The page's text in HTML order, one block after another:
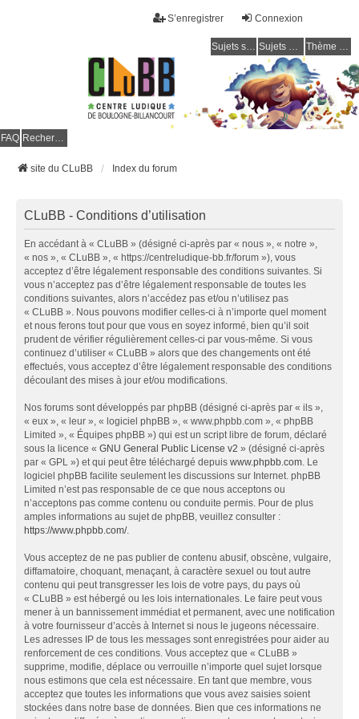
Connexion
S’enregistrer
Sujets sans réponse Sujets actifs Thème clair / foncé
FAQ Rechercher
site du CLuBB Index du forum
CLuBB - Conditions d’utilisation
En accédant à « CLuBB » (désigné ci-après par « nous », « notre »,
« nos », « CLuBB », « https://centreludique-bb.fr/forum »), vous
acceptez d’être légalement responsable des conditions suivantes. Si
vous n’acceptez pas d’être légalement responsable de toutes les
conditions suivantes, alors n’accédez pas et/ou n’utilisez pas
« CLuBB ». Nous pouvons modifier celles-ci à n’importe quel moment
et nous ferons tout pour que vous en soyez informé, bien qu’il soit
prudent de vérifier régulièrement celles-ci par vous-même. Si vous
continuez d’utiliser « CLuBB » alors que des changements ont été
effectués, vous acceptez d’être légalement responsable des conditions
découlant des mises à jour et/ou modifications.
Nos forums sont développés par phpBB (désigné ci-après par « ils »,
« eux », « leur », « logiciel phpBB », « www.phpbb.com », « phpBB
Limited », « Équipes phpBB ») qui est un script libre de forum, déclaré
sous la licence « GNU General Public License v2 » (désigné ci-après
par « GPL ») et qui peut être téléchargé depuis www.phpbb.com. Le
logiciel phpBB facilite seulement les discussions sur Internet. phpBB
Limited n’est pas responsable de ce que nous acceptons ou
n’acceptons pas comme contenu ou conduite permis. Pour de plus
amples informations au sujet de phpBB, veuillez consulter :
https://www.phpbb.com/.
Vous acceptez de ne pas publier de contenu abusif, obscène, vulgaire,
diffamatoire, choquant, menaçant, à caractère sexuel ou tout autre
contenu qui peut transgresser les lois de votre pays, du pays où
« CLuBB » est hébergé ou les lois internationales. Le faire peut vous
mener à un bannissement immédiat et permanent, avec une notification
à votre fournisseur d’accès à Internet si nous le jugeons nécessaire.
Les adresses IP de tous les messages sont enregistrées pour aider au
renforcement de ces conditions. Vous acceptez que « CLuBB »
supprime, modifie, déplace ou verrouille n’importe quel sujet lorsque
nous estimons que cela est nécessaire. En tant que membre, vous
acceptez que toutes les informations que vous avez saisies soient
stockées dans notre base de données. Bien que ces informations ne